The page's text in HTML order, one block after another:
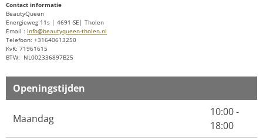
Contact informatie
BeautyQueen
Energieweg 11s | 4691 SE| Tholen
Email : info@beautyqueen-tholen.nl
Telefoon: +31640613250
KvK: 71961615
BTW: NL002336897B25
Openingstijden
Maandag
10:00 -
18:00